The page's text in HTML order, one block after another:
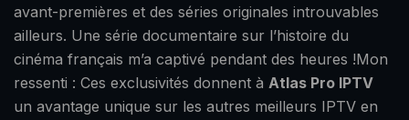
avant-premières et des séries originales introuvables
ailleurs. Une série documentaire sur l’histoire du
cinéma français m’a captivé pendant des heures !Mon
ressenti : Ces exclusivités donnent à Atlas Pro IPTV
un avantage unique sur les autres meilleurs IPTV en